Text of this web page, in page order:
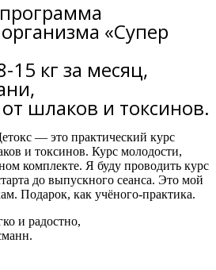
«Супер
15 кг за месяц,
шлаков и токсинов.
— это практический курс
и токсинов. Курс молодости,
комплекте. Я буду проводить курс
до выпускного сеанса. Это мой
Подарок, как учёного-практика.
и радостно,